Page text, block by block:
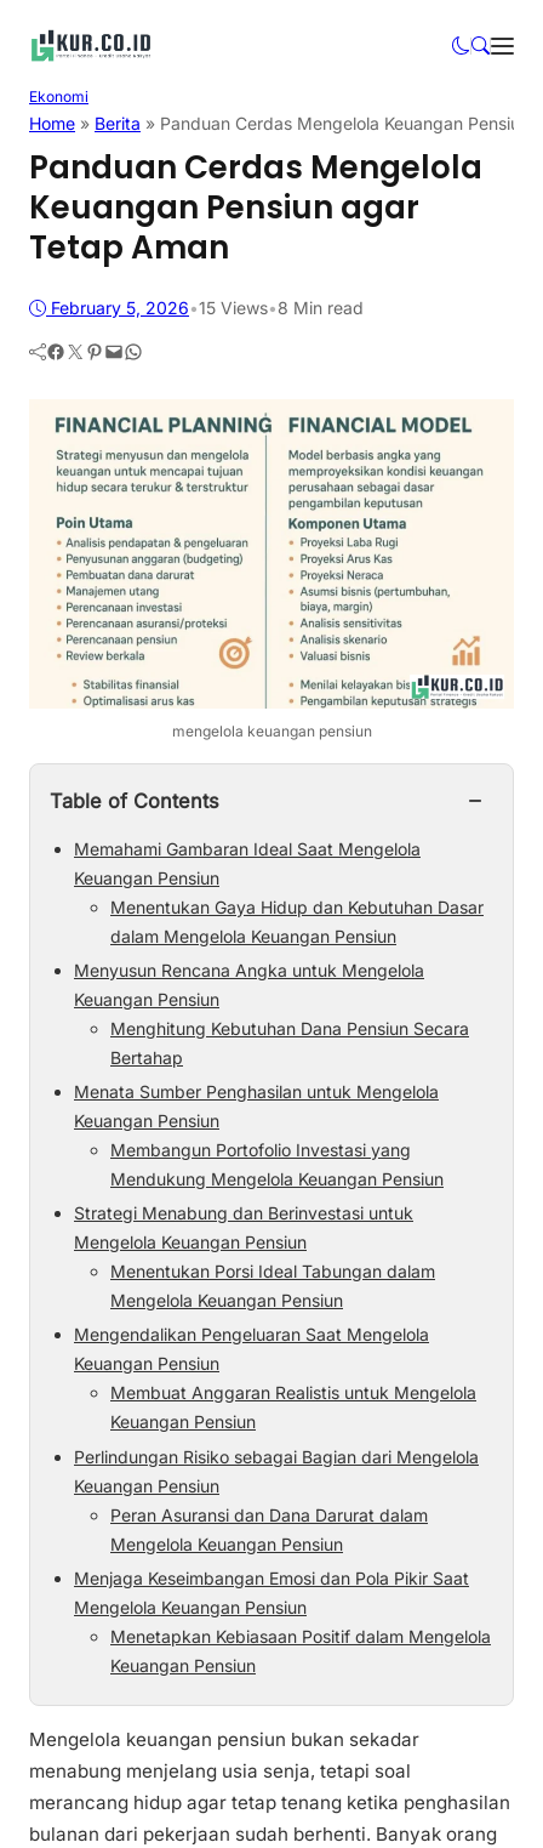
Ekonomi
Home » Berita » Panduan Cerdas Mengelola Keuangan Pensiun
Panduan Cerdas Mengelola
Keuangan Pensiun agar
Tetap Aman
February 5, 2026•15 Views•8 Min read
Facebook Twitter Pinterest Mail WhatsApp
mengelola keuangan pensiun
Table of Contents −
Memahami Gambaran Ideal Saat Mengelola
Keuangan Pensiun
Menentukan Gaya Hidup dan Kebutuhan Dasar
dalam Mengelola Keuangan Pensiun
Menyusun Rencana Angka untuk Mengelola
Keuangan Pensiun
Menghitung Kebutuhan Dana Pensiun Secara
Bertahap
Menata Sumber Penghasilan untuk Mengelola
Keuangan Pensiun
Membangun Portofolio Investasi yang
Mendukung Mengelola Keuangan Pensiun
Strategi Menabung dan Berinvestasi untuk
Mengelola Keuangan Pensiun
Menentukan Porsi Ideal Tabungan dalam
Mengelola Keuangan Pensiun
Mengendalikan Pengeluaran Saat Mengelola
Keuangan Pensiun
Membuat Anggaran Realistis untuk Mengelola
Keuangan Pensiun
Perlindungan Risiko sebagai Bagian dari Mengelola
Keuangan Pensiun
Peran Asuransi dan Dana Darurat dalam
Mengelola Keuangan Pensiun
Menjaga Keseimbangan Emosi dan Pola Pikir Saat
Mengelola Keuangan Pensiun
Menetapkan Kebiasaan Positif dalam Mengelola
Keuangan Pensiun
Mengelola keuangan pensiun bukan sekadar
menabung menjelang usia senja, tetapi soal
merancang hidup agar tetap tenang ketika penghasilan
bulanan dari pekerjaan sudah berhenti. Banyak orang